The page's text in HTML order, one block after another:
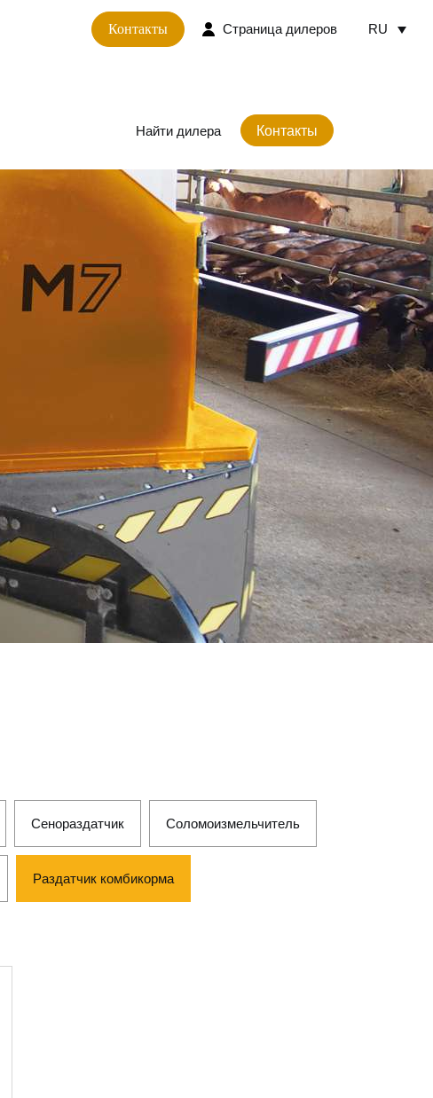
Контакты Страница дилеров RU
Найти дилера Контакты
Сенораздатчик Соломоизмельчитель
Раздатчик комбикорма